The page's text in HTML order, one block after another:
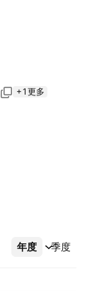
+1更多
年度 季度
更多